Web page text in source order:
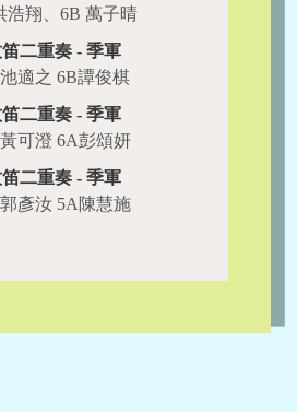
浩翔、6B 萬子晴
二重奏 - 季軍
適之 6B譚俊棋
二重奏 - 季軍
可澄 6A彭頌妍
二重奏 - 季軍
彥汝 5A陳慧施